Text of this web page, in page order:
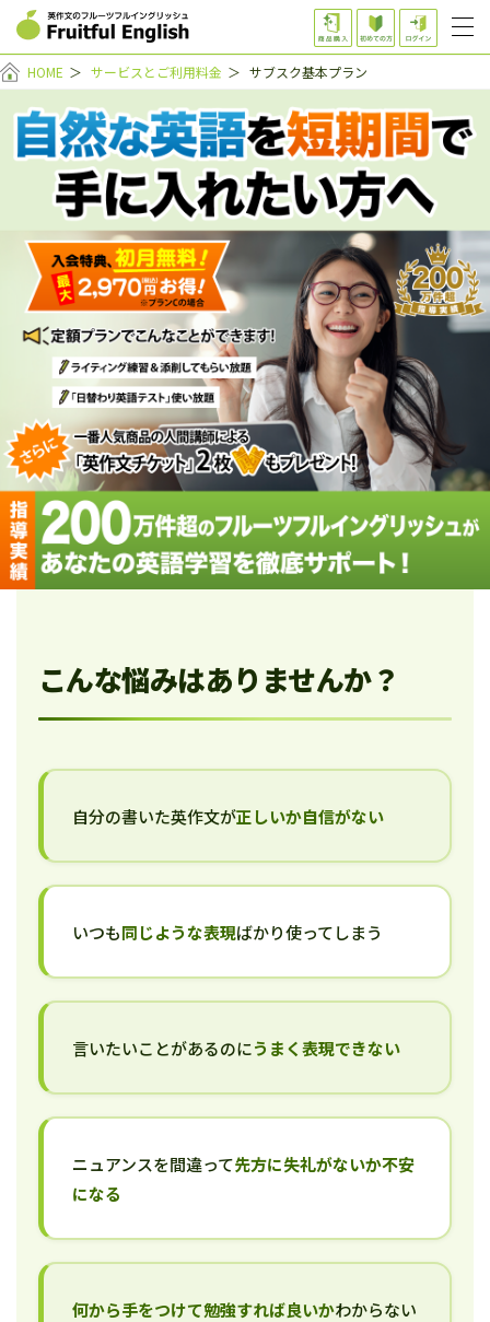
HOME ＞ サービスとご利用料金 ＞ サブスク基本プラン
こんな悩みはありませんか？
自分の書いた英作文が正しいか自信がない
いつも同じような表現ばかり使ってしまう
言いたいことがあるのにうまく表現できない
ニュアンスを間違って先方に失礼がないか不安
になる
何から手をつけて勉強すれば良いかわからない